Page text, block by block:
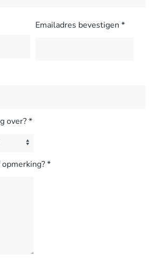
Emailadres bevestigen *
over?*
*